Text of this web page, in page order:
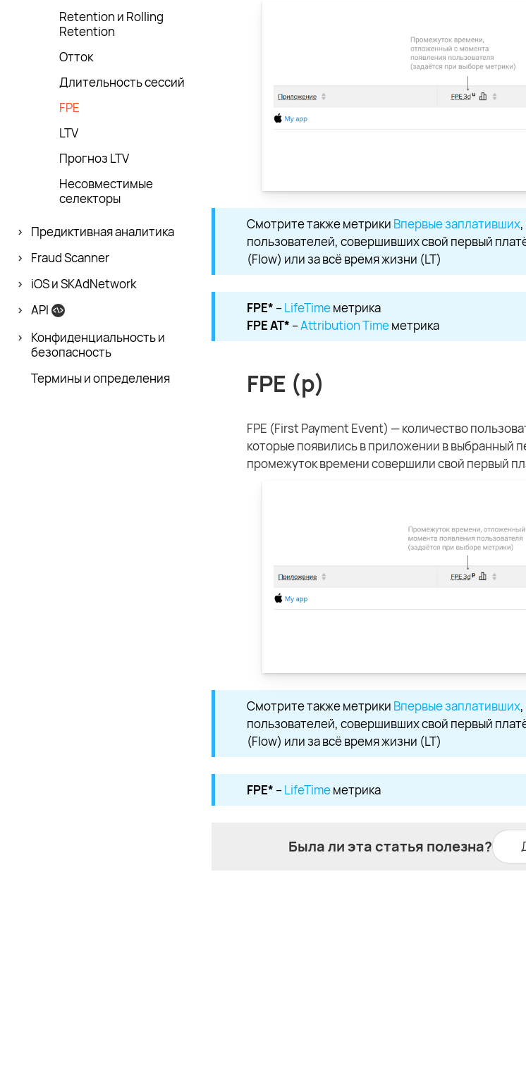
Retention и Rolling
Retention
Отток
Длительность сессий
FPE
LTV
Прогноз LTV
Несовместимые
селекторы
Предиктивная аналитика
Fraud Scanner
iOS и SKAdNetwork
API
Конфиденци­альность и
безопасность
Термины и определения
Смотрите также метрики Впервые заплативших
пользователей, совершивших свой первый
(Flow) или за всё время жизни (LT)
FPE* –LifeTimeметрика
FPE AT* –Attribution Timeметрика
FPE (p)
FPE (First Payment Event) — количество
которые появились в приложении в выбранный
промежуток времени совершили свой первый
Смотрите также метрики Впервые заплативших
пользователей, совершивших свой первый
(Flow) или за всё время жизни (LT)
FPE* –LifeTimeметрика
Была ли эта статья полезна?